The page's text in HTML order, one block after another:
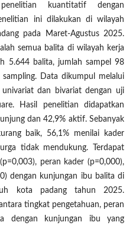
kuantitatif dengan
ini dilakukan di wilayah
pada Maret-Agustus 2025.
semua balita di wilayah kerja
5.644 balita, jumlah sampel 98
Data dikumpul melalui
univariat dan bivariat dengan uji
Hasil penelitian didapatkan
dan 42,9% aktif. Sebanyak
baik, 56,1% menilai kader
tidak mendukung. Terdapat
peran kader (p=0,000),
dengan kunjungan ibu balita di
kota padang tahun 2025.
tingkat pengetahuan, peran
dengan kunjungan ibu yang